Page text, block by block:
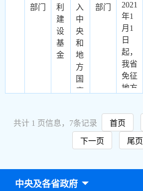
和广
播电
台、
电视
台和
报
纸、
刊物
告媒
介单
位以
外广
建工
程项
目的
单位
和个
人
部门
利
建
设
基
金
入
中
央
和
地
方
国
库
部门
2021
年1
月1
日
起，
我省
免征
地方
建设
基
金。
共计 1 页信息， 7条记录 首页
下一页 尾页
中央及各省政府